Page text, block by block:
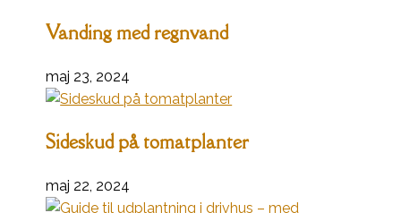
Vanding med regnvand
maj 23, 2024
Sideskud på tomatplanter
maj 22, 2024